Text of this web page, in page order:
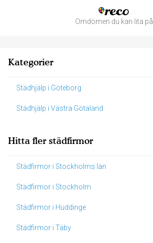
Omdömen du kan lita på
Kategorier
Städhjälp i Göteborg
Städhjälp i Västra Götaland
Hitta fler städfirmor
Städfirmor i Stockholms län
Städfirmor i Stockholm
Städfirmor i Huddinge
Städfirmor i Täby